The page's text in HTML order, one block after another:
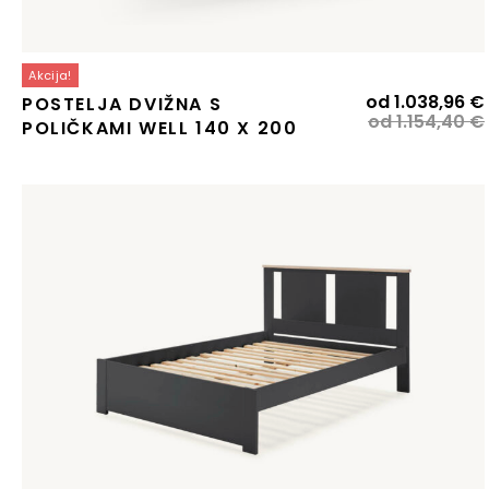
Akcija!
POSTELJA DVIŽNA S
POLIČKAMI WELL 140 X 200
od1.154,40€
od1.038,96 €